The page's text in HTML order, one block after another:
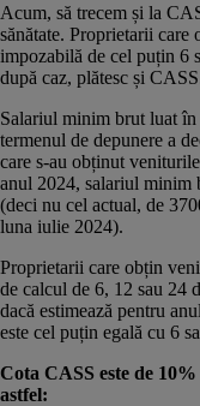
Acum, să trecem și la
sănătate. Proprietarii
impozabilă de cel puțin 6
după caz, plătesc și
Salariul minim brut luat în
termenul de depunere a
care s-au obținut
anul 2024, salariul minim
(deci nu cel actual, de
luna iulie 2024).
Proprietarii care obțin
de calcul de 6, 12 sau 24
dacă estimează pentru
este cel puțin egală cu 6
Cota CASS este de
astfel: